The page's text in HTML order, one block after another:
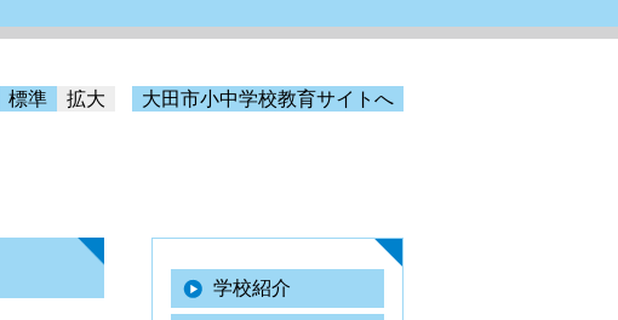
標準 拡大 大田市小中学校教育サイトへ
学校紹介